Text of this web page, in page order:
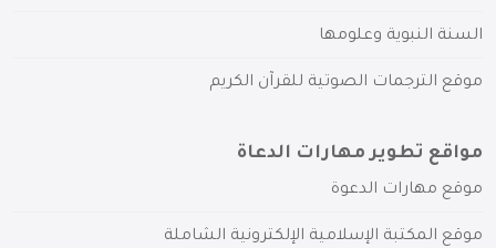
السنة النبوية وعلومها
موقع الترجمات الصوتية للقرآن الكريم
مواقع تطوير مهارات الدعاة
موقع مهارات الدعوة
موقع المكتبة الإسلامية الإلكترونية الشاملة